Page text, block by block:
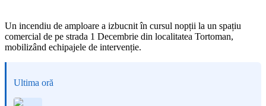
Un incendiu de amploare a izbucnit în cursul nopții la un spațiu
comercial de pe strada 1 Decembrie din localitatea Tortoman,
mobilizând echipajele de intervenție.
Ultima oră